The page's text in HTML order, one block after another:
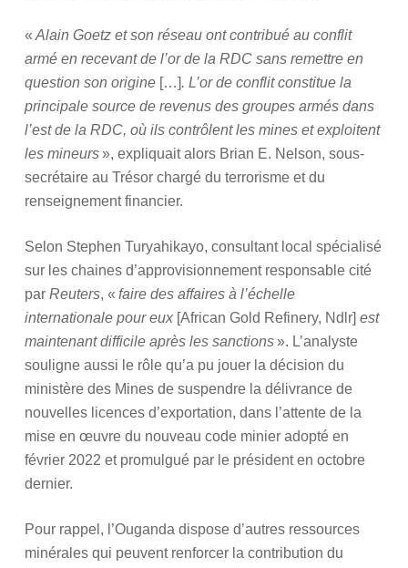
« Alain Goetz et son réseau ont contribué au conflit
armé en recevant de l’or de la RDC sans remettre en
question son origine […]. L’or de conflit constitue la
principale source de revenus des groupes armés dans
l’est de la RDC, où ils contrôlent les mines et exploitent
les mineurs», expliquait alors Brian E. Nelson, sous-
secrétaire au Trésor chargé du terrorisme et du
renseignement financier.
Selon Stephen Turyahikayo, consultant local spécialisé
sur les chaines d’approvisionnement responsable cité
par Reuters, « faire des affaires à l’échelle
internationale pour eux [African Gold Refinery, Ndlr] est
maintenant difficile après les sanctions». L’analyste
souligne aussi le rôle qu’a pu jouer la décision du
ministère des Mines de suspendre la délivrance de
nouvelles licences d’exportation, dans l’attente de la
mise en œuvre du nouveau code minier adopté en
février 2022 et promulgué par le président en octobre
dernier.
Pour rappel, l’Ouganda dispose d’autres ressources
minérales qui peuvent renforcer la contribution du